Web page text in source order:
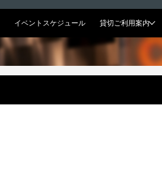
イベントスケジュール 貸切ご利用案内